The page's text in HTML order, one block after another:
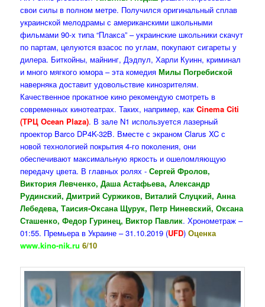
свои силы в полном метре. Получился оригинальный сплав
украинской мелодрамы с американскими школьными
фильмами 90-х типа “Плакса” – украинские школьники скачут
по партам, целуются взасос по углам, покупают сигареты у
дилера. Биткойны, майнинг, Дэдпул, Харли Куинн, криминал
и много мягкого юмора – эта комедияМилы Погребиской
наверняка доставит удовольствие кинозрителям.
Качественное прокатное кино рекомендую смотреть в
современных кинотеатрах. Таких, например, какCinema Citi
(ТРЦ Ocean Plaza). В зале N1 используется лазерный
проектор Barco DP4K-32B. Вместе с экраном Clarus XC с
новой технологией покрытия 4-го поколения, они
обеспечивают максимальную яркость и ошеломляющую
передачу цвета. В главных ролях -Сергей Фролов,
Виктория Левченко, Даша Астафьева, Александр
Рудинский, Дмитрий Суржиков, Виталий Слуцкий, Анна
Лебедева, Таисия-Оксана Щурук, Петр Ниневский, Оксана
Сташенко, Федор Гуринец, Виктор Павлик. Хронометраж –
01:55. Премьера в Украине – 31.10.2019 (UFD)Оценка
www.kino-nik.ru 6/10